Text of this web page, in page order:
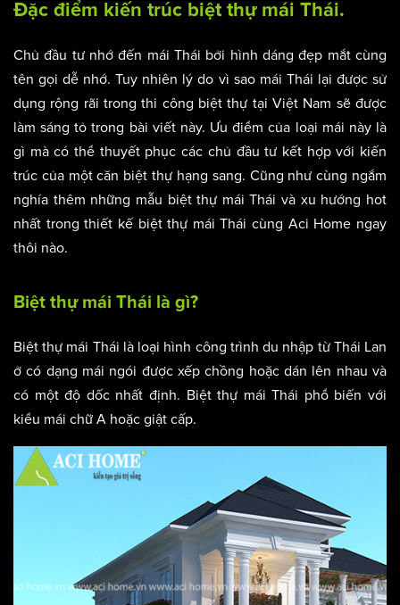
Đặc điểm kiến trúc biệt thự mái Thái.
Chủ đầu tư nhớ đến mái Thái bởi hình dáng đẹp mắt cùng
tên gọi dễ nhớ. Tuy nhiên lý do vì sao mái Thái lại được sử
dụng rộng rãi trong thi công biệt thự tại Việt Nam sẽ được
làm sáng tỏ trong bài viết này. Ưu điểm của loại mái này là
gì mà có thể thuyết phục các chủ đầu tư kết hợp với kiến
trúc của một căn biệt thự hạng sang. Cũng như cùng ngắm
nghía thêm những mẫu biệt thự mái Thái và xu hướng hot
nhất trong thiết kế biệt thự mái Thái cùng Aci Home ngay
thôi nào.
Biệt thự mái Thái là gì?
Biệt thự mái Thái là loại hình công trình du nhập từ Thái Lan
ở có dạng mái ngói được xếp chồng hoặc dán lên nhau và
có một độ dốc nhất định. Biệt thự mái Thái phổ biến với
kiểu mái chữ A hoặc giật cấp.